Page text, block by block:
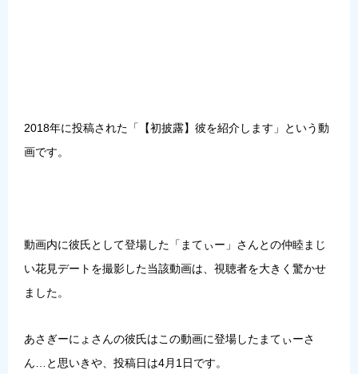
2018年に投稿された「 【初披露】彼を紹介します 」という動
画です。
動画内に彼氏として登場した「 まてぃー 」さんとの仲睦まじ
い花見デートを撮影した当該動画は、視聴者を大きく驚かせ
ました。
あさぎーにょさんの彼氏はこの動画に登場したまてぃーさ
ん…と思いきや、 投稿日は4月1日です。